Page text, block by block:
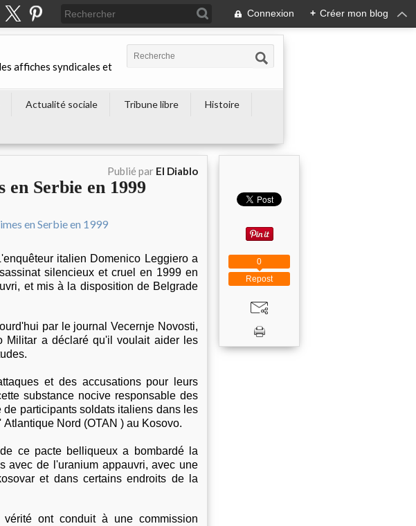
Connexion + Créer mon blog
affiches syndicales et
Actualité sociale Tribune libre
Histoire
Publié par El Diablo
en Serbie en 1999
italien Domenico Leggiero a
silencieux et cruel en 1999 en
et mis à la disposition de Belgrade
par le journal Vecernje Novosti,
Militar a déclaré qu'il voulait aider les
et des accusations pour leurs
substance nocive responsable des
participants soldats italiens dans les
Nord (OTAN ) au Kosovo.
ce pacte belliqueux a bombardé la
avec de l'uranium appauvri, avec une
et dans certains endroits de la
ont conduit à une commission
Repost
0